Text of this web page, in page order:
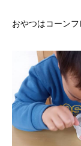
おやつはコーンフ